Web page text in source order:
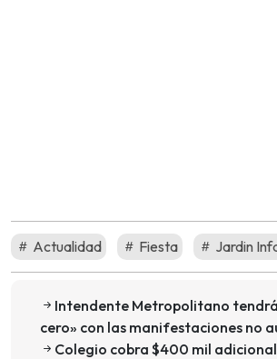
Actualidad Fiesta Jardin
Intendente Metropolitano
cero» con las manifestaciones no
Colegio cobra $400 mil